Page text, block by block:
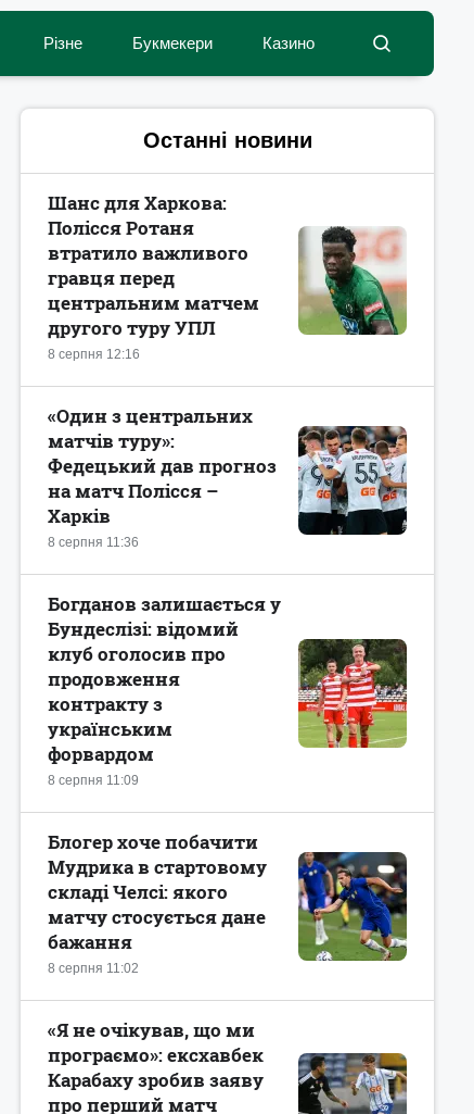
Різне Букмекери Казино
Останні новини
8 серпня 12:16
Шанс для Харкова:
Полісся Ротаня
втратило важливого
гравця перед
центральним матчем
другого туру УПЛ
8 серпня 11:36
«Один з центральних
матчів туру»:
Федецький дав прогноз
на матч Полісся –
Харків
8 серпня 11:09
Богданов залишається у
Бундеслізі: відомий
клуб оголосив про
продовження
контракту з
українським
форвардом
8 серпня 11:02
Блогер хоче побачити
Мудрика в стартовому
складі Челсі: якого
матчу стосується дане
бажання
«Я не очікував, що ми
програємо»: ексхавбек
Карабаху зробив заяву
про перший матч